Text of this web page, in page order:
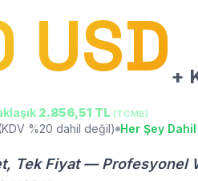
USD +
2.856,51 TL (TCMB)
%20 dahil değil) Her Şey Dahil
Tek Fiyat — Profesyonel